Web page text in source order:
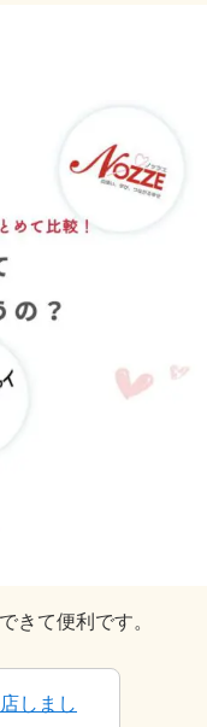
きて便利です。
しまし